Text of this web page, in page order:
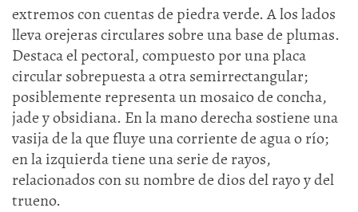
extremos con cuentas de piedra verde. A los lados
lleva orejeras circulares sobre una base de plumas.
Destaca el pectoral, compuesto por una placa
circular sobrepuesta a otra semirrectangular;
posiblemente representa un mosaico de concha,
jade y obsidiana. En la mano derecha sostiene una
vasija de la que fluye una corriente de agua o río;
en la izquierda tiene una serie de rayos,
relacionados con su nombre de dios del rayo y del
trueno.